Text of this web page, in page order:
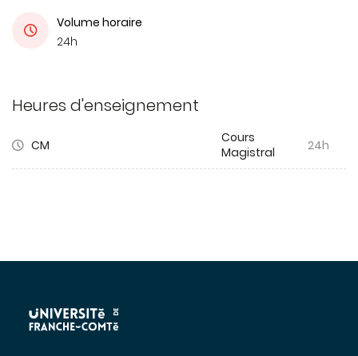
Volume horaire
24h
Heures d'enseignement
CM
Cours
Magistral
24h